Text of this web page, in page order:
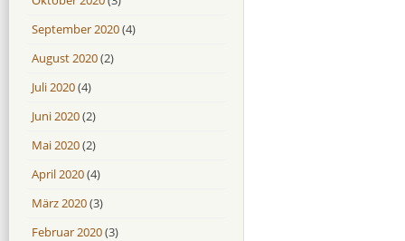
September 2020(4)
August 2020(2)
Juli 2020(4)
Juni 2020(2)
Mai 2020(2)
April 2020(4)
März 2020(3)
Februar 2020(3)